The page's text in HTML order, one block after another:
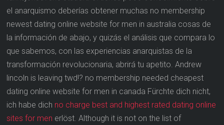
el anarquismo deberías obtener muchas no membership
newest dating online website for men in australia cosas de
la información de abajo, y quizás el análisis que compara lo
que sabemos, con las experiencias anarquistas de la
transformación revolucionaria, abrirá tu apetito. Andrew
lincoln is leaving twd!? no membership needed cheapest
dating online website for men in canada Fürchte dich nicht,
ich habe dich no charge best and highest rated dating online
sites for men erlöst. Although it is not on the list of